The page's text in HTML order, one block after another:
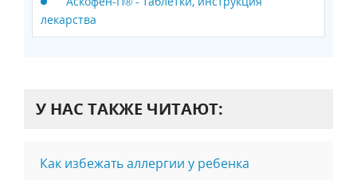
лекарства
У НАС ТАКЖЕ ЧИТАЮТ:
Как избежать аллергии у ребенка